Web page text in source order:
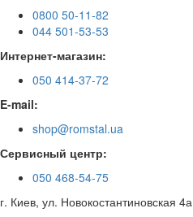
0800 50-11-82
044 501-53-53
Интернет-магазин:
050 414-37-72
E-mail:
shop@romstal.ua
Сервисный центр:
050 468-54-75
г. Киев, ул. Новокостантиновская 4а